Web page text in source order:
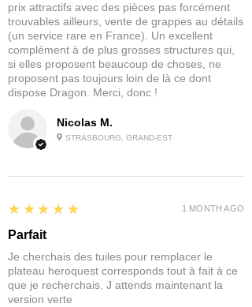
Nicolas M.
STRASBOURG, GRAND-EST
prix attractifs avec des pièces pas forcément
trouvables ailleurs, vente de grappes au détails
(un service rare en France). Un excellent
complément à de plus grosses structures qui,
si elles proposent beaucoup de choses, ne
proposent pas toujours loin de là ce dont
dispose Dragon. Merci, donc !
5
★★★★★
Parfait
Je cherchais des tuiles pour remplacer le
plateau heroquest corresponds tout à fait à ce
que je recherchais. J attends maintenant la
version verte
1 MONTH AGO